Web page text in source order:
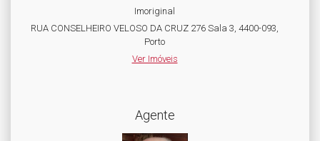
Imoriginal
RUA CONSELHEIRO VELOSO DA CRUZ 276 Sala 3, 4400-093,
Porto
Ver Imóveis
Agente